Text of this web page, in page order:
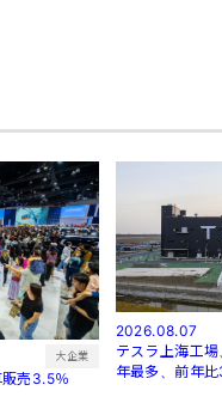
大企業
売3.5％
2026.08.07
テスラ上海工
年最多、前年